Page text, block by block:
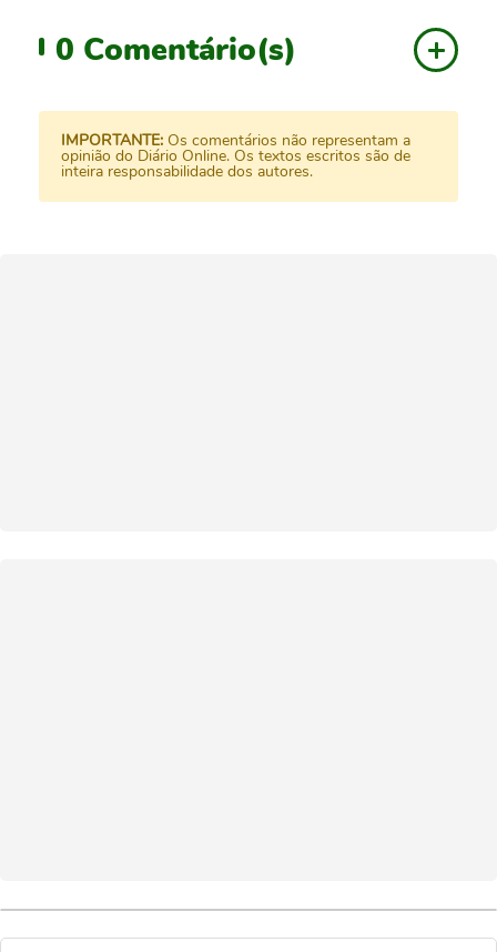
0 Comentário(s)
IMPORTANTE: Os comentários não representam a
opinião do Diário Online. Os textos escritos são de
inteira responsabilidade dos autores.